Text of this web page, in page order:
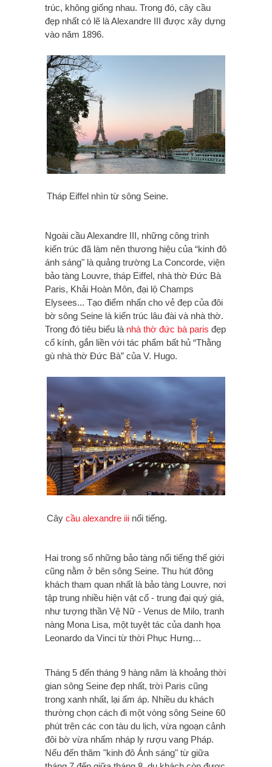
trúc, không giống nhau. Trong đó, cây cầu
đẹp nhất có lẽ là Alexandre III được xây dựng
vào năm 1896.
Tháp Eiffel nhìn từ sông Seine.
Ngoài cầu Alexandre III, những công trình
kiến trúc đã làm nên thương hiệu của “kinh đô
ánh sáng" là quảng trường La Concorde, viện
bảo tàng Louvre, tháp Eiffel, nhà thờ Đức Bà
Paris, Khải Hoàn Môn, đại lộ Champs
Elysees... Tạo điểm nhấn cho vẻ đẹp của đôi
bờ sông Seine là kiến trúc lâu đài và nhà thờ.
Trong đó tiêu biểu là nhà thờ đức bà paris đẹp
cổ kính, gắn liền với tác phẩm bất hủ “Thằng
gù nhà thờ Đức Bà” của V. Hugo.
Cây cầu alexandre iii nổi tiếng.
Hai trong số những bảo tàng nổi tiếng thế giới
cũng nằm ở bên sông Seine. Thu hút đông
khách tham quan nhất là bảo tàng Louvre, nơi
tập trung nhiều hiện vật cổ - trung đại quý giá,
như tượng thần Vệ Nữ - Venus de Milo, tranh
nàng Mona Lisa, một tuyệt tác của danh họa
Leonardo da Vinci từ thời Phục Hưng…
Tháng 5 đến tháng 9 hàng năm là khoảng thời
gian sông Seine đẹp nhất, trời Paris cũng
trong xanh nhất, lại ấm áp. Nhiều du khách
thường chọn cách đi một vòng sông Seine 60
phút trên các con tàu du lịch, vừa ngoạn cảnh
đôi bờ vừa nhấm nháp ly rượu vang Pháp.
Nếu đến thăm "kinh đô Ánh sáng" từ giữa